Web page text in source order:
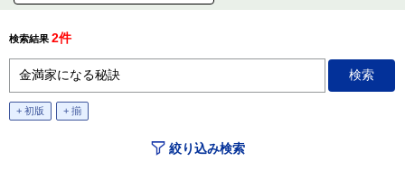
検索結果 2件
+ 初版 + 揃
絞り込み検索